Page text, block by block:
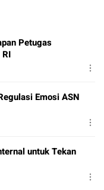
Petugas
Emosi ASN
untuk Tekan